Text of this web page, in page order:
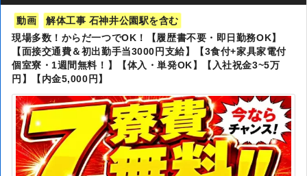
動画
解体工事 石神井公園駅を含む
現場多数！からだ一つでOK！【履歴書不要・即日勤務OK】
【面接交通費＆初出勤手当3000円支給】【3食付+家具家電付
個室寮・1週間無料！】【体入・単発OK】【入社祝金3~5万
円】【内金5,000円】